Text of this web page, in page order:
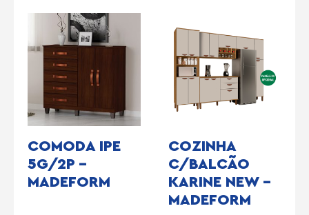
COMODA IPE
5G/2P –
MADEFORM
COZINHA
C/BALCÃO
KARINE NEW –
MADEFORM